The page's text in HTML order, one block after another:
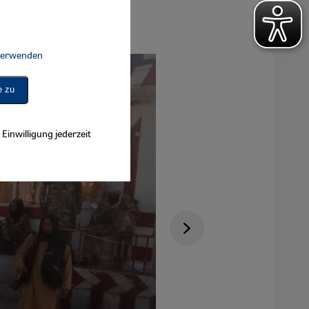
Google Maps Embed, Google Tag Manager, Instagram Embed,
zu
jederzeit